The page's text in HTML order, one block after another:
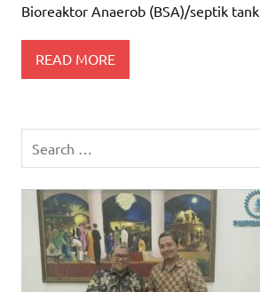
Bioreaktor Anaerob (BSA)/septik tank
READ MORE